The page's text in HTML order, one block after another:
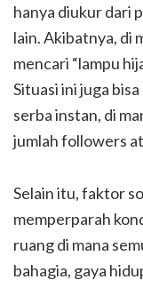
hanya diukur dari
lain. Akibatnya, di
mencari “lampu
Situasi ini juga
serba instan, di
jumlah followers
Selain itu, faktor
memperparah
ruang di mana
bahagia, gaya